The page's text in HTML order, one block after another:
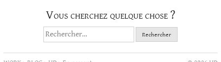
Vous cherchez quelque chose ?
Rechercher :